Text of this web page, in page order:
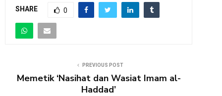
SHARE 0
PREVIOUS POST
Memetik ‘Nasihat dan Wasiat Imam al-
Haddad’